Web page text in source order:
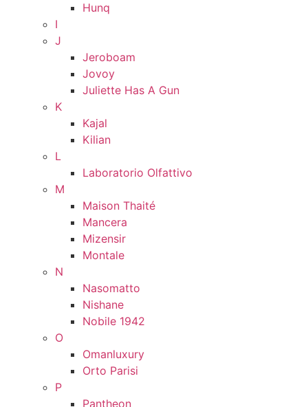
Hunq
I
J
Jeroboam
Jovoy
Juliette Has A Gun
K
Kajal
Kilian
L
Laboratorio Olfattivo
M
Maison Thaité
Mancera
Mizensir
Montale
N
Nasomatto
Nishane
Nobile 1942
O
Omanluxury
Orto Parisi
P
Pantheon